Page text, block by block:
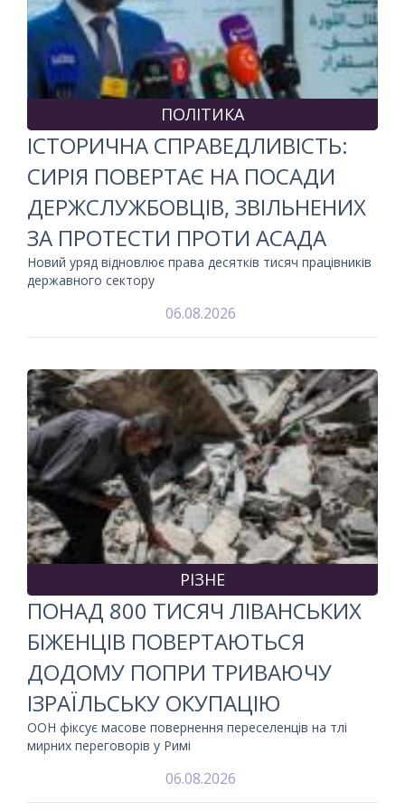
ПОЛІТИКА
ІСТОРИЧНА СПРАВЕДЛИВІСТЬ:
СИРІЯ ПОВЕРТАЄ НА ПОСАДИ
ДЕРЖСЛУЖБОВЦІВ, ЗВІЛЬНЕНИХ
ЗА ПРОТЕСТИ ПРОТИ АСАДА
Новий уряд відновлює права десятків тисяч працівників
державного сектору
06.08.2026
РІЗНЕ
ПОНАД 800 ТИСЯЧ ЛІВАНСЬКИХ
БІЖЕНЦІВ ПОВЕРТАЮТЬСЯ
ДОДОМУ ПОПРИ ТРИВАЮЧУ
ІЗРАЇЛЬСЬКУ ОКУПАЦІЮ
ООН фіксує масове повернення переселенців на тлі
мирних переговорів у Римі
06.08.2026